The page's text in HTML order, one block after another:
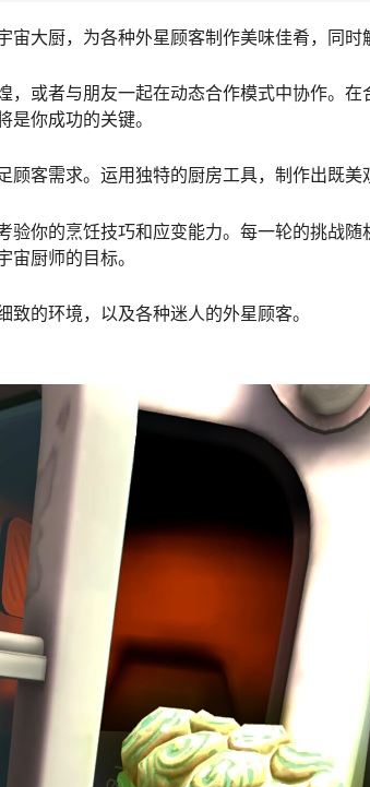
大厨，为各种外星顾客制作美味佳肴，同时
或者与朋友一起在动态合作模式中协作。
你成功的关键。
客需求。运用独特的厨房工具，制作出既美
你的烹饪技巧和应变能力。每一轮的挑战
厨师的目标。
的环境，以及各种迷人的外星顾客。